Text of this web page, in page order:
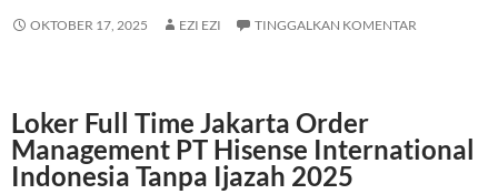
OKTOBER 17, 2025 EZI EZI TINGGALKAN KOMENTAR
Loker Full Time Jakarta Order
Management PT Hisense International
Indonesia Tanpa Ijazah 2025